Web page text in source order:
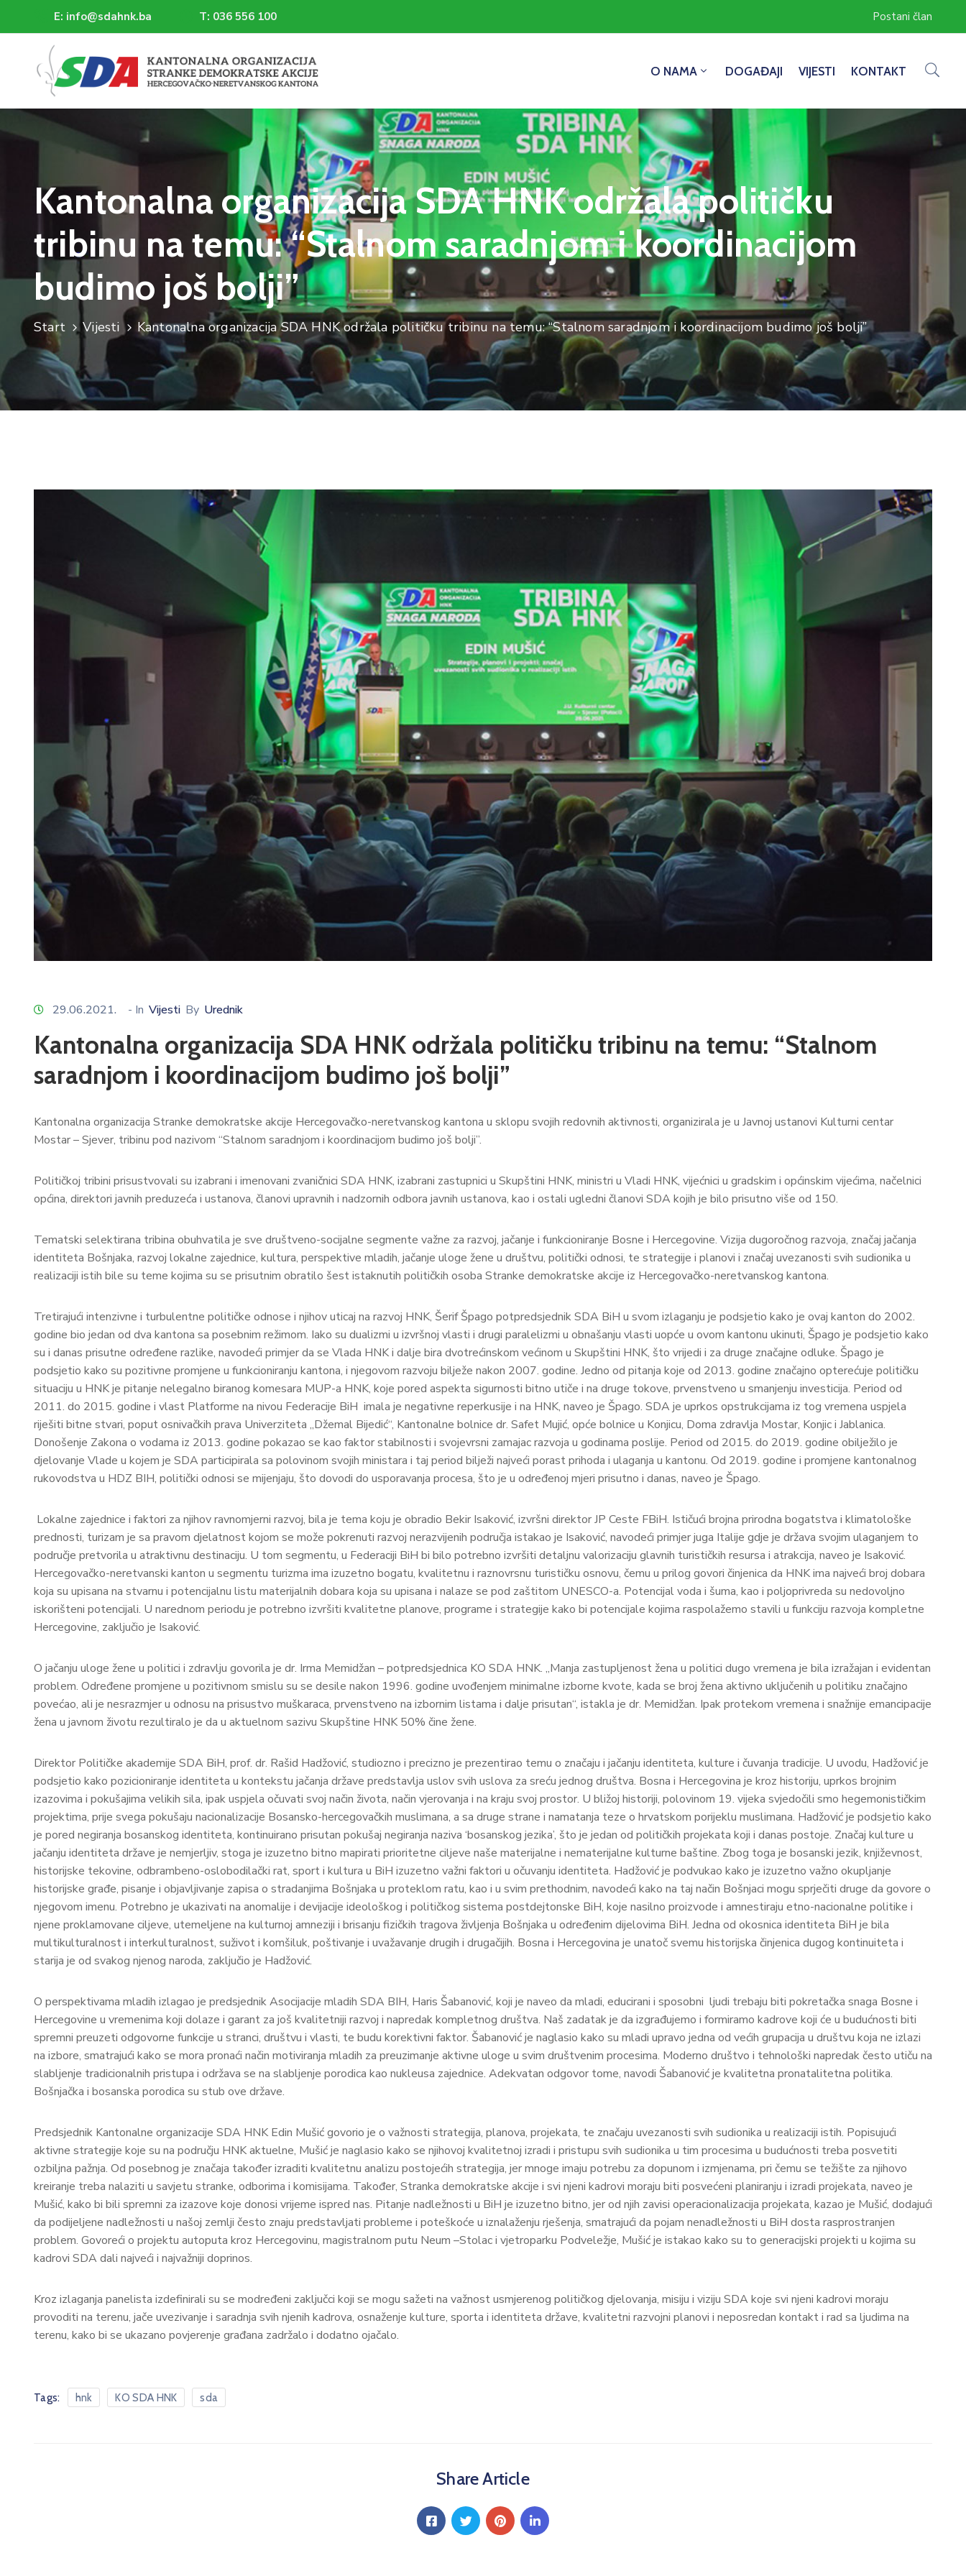
E: info@sdahnk.ba T: 036 556 100 Postani član
O NAMA DOGAĐAJI VIJESTI KONTAKT
Kantonalna organizacija SDA HNK održala političku
tribinu na temu: “Stalnom saradnjom i koordinacijom
budimo još bolji”
Start Vijesti Kantonalna organizacija SDA HNK održala političku tribinu na temu: “Stalnom saradnjom i koordinacijom budimo još bolji”
29.06.2021. - In Vijesti By Urednik
Kantonalna organizacija SDA HNK održala političku tribinu na temu: “Stalnom
saradnjom i koordinacijom budimo još bolji”
Kantonalna organizacija Stranke demokratske akcije Hercegovačko-neretvanskog kantona u sklopu svojih redovnih aktivnosti, organizirala je u Javnoj ustanovi Kulturni centar
Mostar – Sjever, tribinu pod nazivom “Stalnom saradnjom i koordinacijom budimo još bolji”.
Političkoj tribini prisustvovali su izabrani i imenovani zvaničnici SDA HNK, izabrani zastupnici u Skupštini HNK, ministri u Vladi HNK, vijećnici u gradskim i općinskim vijećima, načelnici
općina, direktori javnih preduzeća i ustanova, članovi upravnih i nadzornih odbora javnih ustanova, kao i ostali ugledni članovi SDA kojih je bilo prisutno više od 150.
Tematski selektirana tribina obuhvatila je sve društveno-socijalne segmente važne za razvoj, jačanje i funkcioniranje Bosne i Hercegovine. Vizija dugoročnog razvoja, značaj jačanja
identiteta Bošnjaka, razvoj lokalne zajednice, kultura, perspektive mladih, jačanje uloge žene u društvu, politički odnosi, te strategije i planovi i značaj uvezanosti svih sudionika u
realizaciji istih bile su teme kojima su se prisutnim obratilo šest istaknutih političkih osoba Stranke demokratske akcije iz Hercegovačko-neretvanskog kantona.
Tretirajući intenzivne i turbulentne političke odnose i njihov uticaj na razvoj HNK, Šerif Špago potpredsjednik SDA BiH u svom izlaganju je podsjetio kako je ovaj kanton do 2002.
godine bio jedan od dva kantona sa posebnim režimom. Iako su dualizmi u izvršnoj vlasti i drugi paralelizmi u obnašanju vlasti uopće u ovom kantonu ukinuti, Špago je podsjetio kako
su i danas prisutne određene razlike, navodeći primjer da se Vlada HNK i dalje bira dvotrećinskom većinom u Skupštini HNK, što vrijedi i za druge značajne odluke. Špago je
podsjetio kako su pozitivne promjene u funkcioniranju kantona, i njegovom razvoju bilježe nakon 2007. godine. Jedno od pitanja koje od 2013. godine značajno opterećuje političku
situaciju u HNK je pitanje nelegalno biranog komesara MUP-a HNK, koje pored aspekta sigurnosti bitno utiče i na druge tokove, prvenstveno u smanjenju investicija. Period od
2011. do 2015. godine i vlast Platforme na nivou Federacije BiH imala je negativne reperkusije i na HNK, naveo je Špago. SDA je uprkos opstrukcijama iz tog vremena uspjela
riješiti bitne stvari, poput osnivačkih prava Univerziteta „Džemal Bijedić“, Kantonalne bolnice dr. Safet Mujić, opće bolnice u Konjicu, Doma zdravlja Mostar, Konjic i Jablanica.
Donošenje Zakona o vodama iz 2013. godine pokazao se kao faktor stabilnosti i svojevrsni zamajac razvoja u godinama poslije. Period od 2015. do 2019. godine obilježilo je
djelovanje Vlade u kojem je SDA participirala sa polovinom svojih ministara i taj period bilježi najveći porast prihoda i ulaganja u kantonu. Od 2019. godine i promjene kantonalnog
rukovodstva u HDZ BIH, politički odnosi se mijenjaju, što dovodi do usporavanja procesa, što je u određenoj mjeri prisutno i danas, naveo je Špago.
Lokalne zajednice i faktori za njihov ravnomjerni razvoj, bila je tema koju je obradio Bekir Isaković, izvršni direktor JP Ceste FBiH. Ističući brojna prirodna bogatstva i klimatološke
prednosti, turizam je sa pravom djelatnost kojom se može pokrenuti razvoj nerazvijenih područja istakao je Isaković, navodeći primjer juga Italije gdje je država svojim ulaganjem to
područje pretvorila u atraktivnu destinaciju. U tom segmentu, u Federaciji BiH bi bilo potrebno izvršiti detaljnu valorizaciju glavnih turističkih resursa i atrakcija, naveo je Isaković.
Hercegovačko-neretvanski kanton u segmentu turizma ima izuzetno bogatu, kvalitetnu i raznovrsnu turističku osnovu, čemu u prilog govori činjenica da HNK ima najveći broj dobara
koja su upisana na stvarnu i potencijalnu listu materijalnih dobara koja su upisana i nalaze se pod zaštitom UNESCO-a. Potencijal voda i šuma, kao i poljoprivreda su nedovoljno
iskorišteni potencijali. U narednom periodu je potrebno izvršiti kvalitetne planove, programe i strategije kako bi potencijale kojima raspolažemo stavili u funkciju razvoja kompletne
Hercegovine, zaključio je Isaković.
O jačanju uloge žene u politici i zdravlju govorila je dr. Irma Memidžan – potpredsjednica KO SDA HNK. „Manja zastupljenost žena u politici dugo vremena je bila izražajan i evidentan
problem. Određene promjene u pozitivnom smislu su se desile nakon 1996. godine uvođenjem minimalne izborne kvote, kada se broj žena aktivno uključenih u politiku značajno
povećao, ali je nesrazmjer u odnosu na prisustvo muškaraca, prvenstveno na izbornim listama i dalje prisutan“, istakla je dr. Memidžan. Ipak protekom vremena i snažnije emancipacije
žena u javnom životu rezultiralo je da u aktuelnom sazivu Skupštine HNK 50% čine žene.
Direktor Političke akademije SDA BiH, prof. dr. Rašid Hadžović, studiozno i precizno je prezentirao temu o značaju i jačanju identiteta, kulture i čuvanja tradicije. U uvodu, Hadžović je
podsjetio kako pozicioniranje identiteta u kontekstu jačanja države predstavlja uslov svih uslova za sreću jednog društva. Bosna i Hercegovina je kroz historiju, uprkos brojnim
izazovima i pokušajima velikih sila, ipak uspjela očuvati svoj način života, način vjerovanja i na kraju svoj prostor. U bližoj historiji, polovinom 19. vijeka svjedočili smo hegemonističkim
projektima, prije svega pokušaju nacionalizacije Bosansko-hercegovačkih muslimana, a sa druge strane i namatanja teze o hrvatskom porijeklu muslimana. Hadžović je podsjetio kako
je pored negiranja bosanskog identiteta, kontinuirano prisutan pokušaj negiranja naziva ‘bosanskog jezika’, što je jedan od političkih projekata koji i danas postoje. Značaj kulture u
jačanju identiteta države je nemjerljiv, stoga je izuzetno bitno mapirati prioritetne ciljeve naše materijalne i nematerijalne kulturne baštine. Zbog toga je bosanski jezik, književnost,
historijske tekovine, odbrambeno-oslobodilački rat, sport i kultura u BiH izuzetno važni faktori u očuvanju identiteta. Hadžović je podvukao kako je izuzetno važno okupljanje
historijske građe, pisanje i objavljivanje zapisa o stradanjima Bošnjaka u proteklom ratu, kao i u svim prethodnim, navodeći kako na taj način Bošnjaci mogu sprječiti druge da govore o
njegovom imenu. Potrebno je ukazivati na anomalije i devijacije ideološkog i političkog sistema postdejtonske BiH, koje nasilno proizvode i amnestiraju etno-nacionalne politike i
njene proklamovane ciljeve, utemeljene na kulturnoj amneziji i brisanju fizičkih tragova življenja Bošnjaka u određenim dijelovima BiH. Jedna od okosnica identiteta BiH je bila
multikulturalnost i interkulturalnost, suživot i komšiluk, poštivanje i uvažavanje drugih i drugačijih. Bosna i Hercegovina je unatoč svemu historijska činjenica dugog kontinuiteta i
starija je od svakog njenog naroda, zaključio je Hadžović.
O perspektivama mladih izlagao je predsjednik Asocijacije mladih SDA BIH, Haris Šabanović, koji je naveo da mladi, educirani i sposobni ljudi trebaju biti pokretačka snaga Bosne i
Hercegovine u vremenima koji dolaze i garant za još kvalitetniji razvoj i napredak kompletnog društva. Naš zadatak je da izgrađujemo i formiramo kadrove koji će u budućnosti biti
spremni preuzeti odgovorne funkcije u stranci, društvu i vlasti, te budu korektivni faktor. Šabanović je naglasio kako su mladi upravo jedna od većih grupacija u društvu koja ne izlazi
na izbore, smatrajući kako se mora pronaći način motiviranja mladih za preuzimanje aktivne uloge u svim društvenim procesima. Moderno društvo i tehnološki napredak često utiču na
slabljenje tradicionalnih pristupa i održava se na slabljenje porodica kao nukleusa zajednice. Adekvatan odgovor tome, navodi Šabanović je kvalitetna pronatalitetna politika.
Bošnjačka i bosanska porodica su stub ove države.
Predsjednik Kantonalne organizacije SDA HNK Edin Mušić govorio je o važnosti strategija, planova, projekata, te značaju uvezanosti svih sudionika u realizaciji istih. Popisujući
aktivne strategije koje su na području HNK aktuelne, Mušić je naglasio kako se njihovoj kvalitetnoj izradi i pristupu svih sudionika u tim procesima u budućnosti treba posvetiti
ozbiljna pažnja. Od posebnog je značaja također izraditi kvalitetnu analizu postojećih strategija, jer mnoge imaju potrebu za dopunom i izmjenama, pri čemu se težište za njihovo
kreiranje treba nalaziti u savjetu stranke, odborima i komisijama. Također, Stranka demokratske akcije i svi njeni kadrovi moraju biti posvećeni planiranju i izradi projekata, naveo je
Mušić, kako bi bili spremni za izazove koje donosi vrijeme ispred nas. Pitanje nadležnosti u BiH je izuzetno bitno, jer od njih zavisi operacionalizacija projekata, kazao je Mušić, dodajući
da podijeljene nadležnosti u našoj zemlji često znaju predstavljati probleme i poteškoće u iznalaženju rješenja, smatrajući da pojam nenadležnosti u BiH dosta rasprostranjen
problem. Govoreći o projektu autoputa kroz Hercegovinu, magistralnom putu Neum –Stolac i vjetroparku Podveležje, Mušić je istakao kako su to generacijski projekti u kojima su
kadrovi SDA dali najveći i najvažniji doprinos.
Kroz izlaganja panelista izdefinirali su se modređeni zaključci koji se mogu sažeti na važnost usmjerenog političkog djelovanja, misiju i viziju SDA koje svi njeni kadrovi moraju
provoditi na terenu, jače uvezivanje i saradnja svih njenih kadrova, osnaženje kulture, sporta i identiteta države, kvalitetni razvojni planovi i neposredan kontakt i rad sa ljudima na
terenu, kako bi se ukazano povjerenje građana zadržalo i dodatno ojačalo.
Tags: hnk KO SDA HNK sda
Share Article